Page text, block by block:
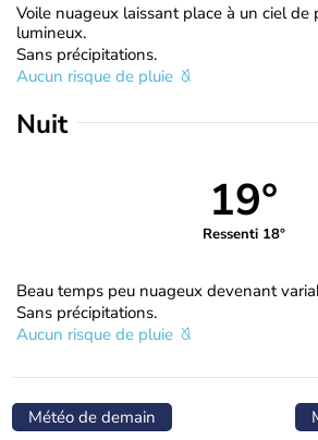
Voile nuageux laissant place à un ciel de
lumineux.
Sans précipitations.
Aucun risque de pluie
Nuit
19°
Ressenti 18°
Beau temps peu nuageux devenant
Sans précipitations.
Aucun risque de pluie
Météo de demain